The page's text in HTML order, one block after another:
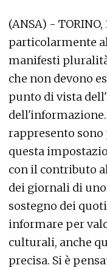
(ANSA) -
particolarmente
manifesti
che non devono
punto di vista
rappresento
questa
con il contributo
dei giornali di
sostegno dei
informare per
culturali, anche
precisa. Si è